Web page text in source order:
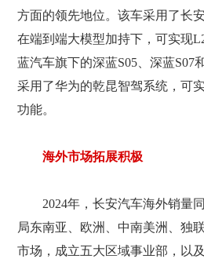
方面的领先地位。该车采用了长
在端到端大模型加持下，可实现
蓝汽车旗下的深蓝S05、深蓝S07
采用了华为的乾昆智驾系统，可
功能。
海外市场拓展积极
2024年，长安汽车海外销量
局东南亚、欧洲、中南美洲、独
市场，成立五大区域事业部，以